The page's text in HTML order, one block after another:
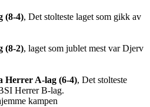
(8-4), Det stolteste laget som gikk av
(8-2), laget som jublet mest var Djerv
Herrer A-lag (6-4), Det stolteste
Herrer B-lag.
kampen